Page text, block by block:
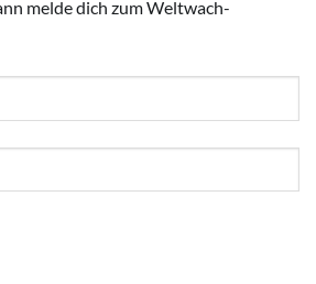
melde dich zum Weltwach-